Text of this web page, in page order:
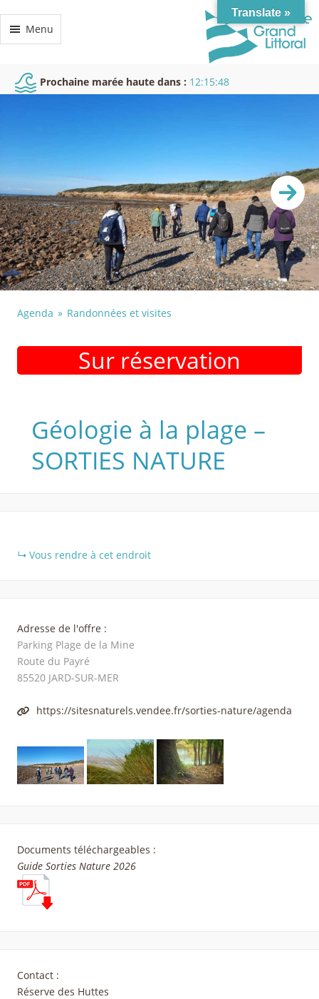
Menu
Prochaine marée haute dans : 12:15:47
Agenda Randonnées et visites
Sur réservation
Géologie à la plage –
SORTIES NATURE
Vous rendre à cet endroit
Adresse de l'offre :
Parking Plage de la Mine
Route du Payré
85520 JARD-SUR-MER
https://sitesnaturels.vendee.fr/sorties-nature/agenda
Documents téléchargeables :
Guide Sorties Nature 2026
Contact :
Réserve des Huttes
Translate »